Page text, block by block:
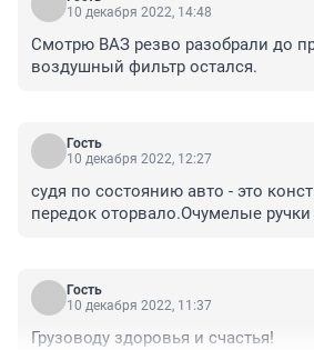
10 декабря 2022, 14:48
Смотрю ВАЗ резво разобрали до
воздушный фильтр остался.
Гость
10 декабря 2022, 12:27
судя по состоянию авто - это
передок оторвало.Очумелые
Гость
10 декабря 2022, 11:37
Грузоводу здоровья и счастья!